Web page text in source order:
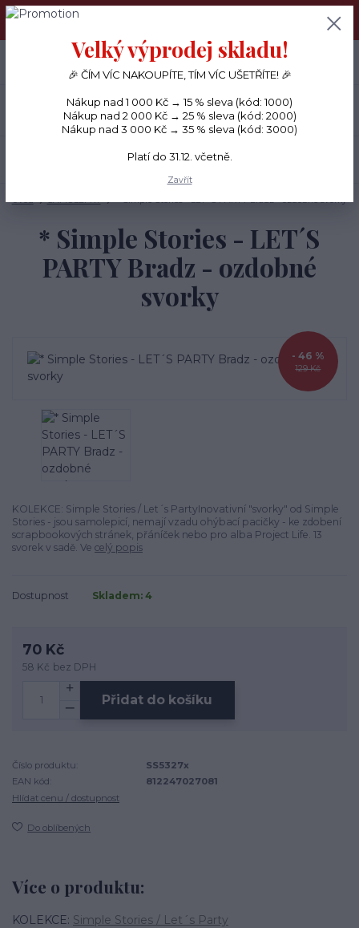
PŘÁNÍČKA a PAPÍROVÉ DÁRKY odesílám každý den, KREATIVNÍ
Menu
CZK
+420 734 380 930
(Po-Ne, 8-20 hod.)
* Simple Stories - LET´S
PARTY Bradz - ozdobné
svorky
129 Kč
- 46 %
KOLEKCE: Simple Stories / Let´s PartyInovativní "svorky" od Simple
Stories - jsou samolepicí, nemají vzadu ohýbací pacičky - ke zdobení
scrapbookových stránek, přáníček nebo pro alba Project Life. 13
svorek v sadě. Ve celý popis
Dostupnost Skladem: 4
70 Kč
58 Kč bez DPH
Přidat do košíku
Číslo produktu:
SS5327x
EAN kód:
812247027081
Hlídat cenu / dostupnost
Do oblíbených
Více o produktu:
KOLEKCE: Simple Stories / Let´s Party
Velký výprodej skladu!
🎉 ČÍM VÍC NAKOUPÍTE, TÍM VÍC UŠETŘÍTE! 🎉
Nákup nad 1 000 Kč → 15 % sleva (kód: 1000)
Nákup nad 2 000 Kč → 25 % sleva (kód: 2000)
Nákup nad 3 000 Kč → 35 % sleva (kód: 3000)
Platí do 31.12. včetně.
Zavřít